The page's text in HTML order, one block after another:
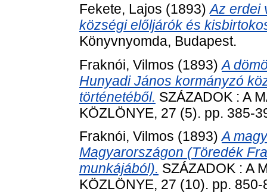
Fekete, Lajos (1893)Az erdei
községi előljárók és
Könyvnyomda, Budapest.
Fraknói, Vilmos (1893)A
Hunyadi János kormányzó
történetéből. SZÁZADOK : A
KÖZLÖNYE, 27 (5). pp. 385-
Fraknói, Vilmos (1893)A
Magyarországon (Töredék
munkájából). SZÁZADOK : A
KÖZLÖNYE, 27 (10). pp.